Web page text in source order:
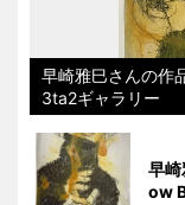
早崎雅巳さんの作
3ta2ギャラリー
早
ow